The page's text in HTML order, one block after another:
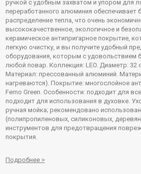
ручкой с удобным захватом и упором для
переработанного алюминия обеспечивает
распределение тепла, что очень
высококачественное, экологичное и
керамическое антипригарное покрытие,
легкую очистку, и вы получите удобный
оборудования, которым с удовольствием
любой повар. Коллекция: LEO. Диаметр: 32
Материал: прессованный алюминий.
нагреваются). Покрытие: многослойное
Ferno Green. Особенности: подходит для
подходит для использования в духовке.
ручная мойка; рекомендовано
(полипропиленовых, силиконовых,
инструментов для предотвращения
покрытия.
Подробнее